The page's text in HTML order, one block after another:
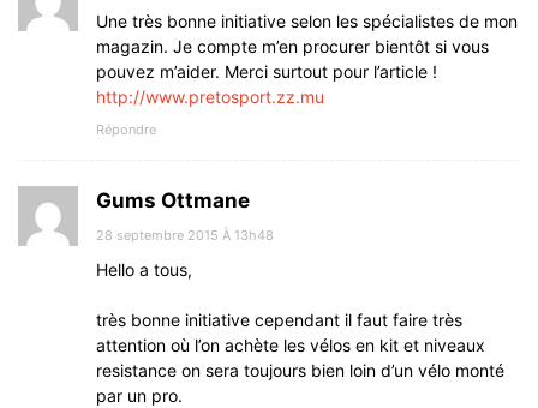
Une très bonne initiative selon les spécialistes de mon
magazin. Je compte m’en procurer bientôt si vous
pouvez m’aider. Merci surtout pour l’article !
http://www.pretosport.zz.mu
Répondre
Gums Ottmane
28 septembre 2015 À 13h48
Hello a tous,
très bonne initiative cependant il faut faire très
attention où l’on achète les vélos en kit et niveaux
resistance on sera toujours bien loin d’un vélo monté
par un pro.